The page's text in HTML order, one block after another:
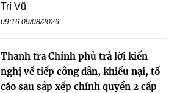
Trí Vũ
09:16 09/08/2026
Thanh tra Chính phủ trả lời kiến
nghị về tiếp công dân, khiếu nại, tố
cáo sau sắp xếp chính quyền 2 cấp